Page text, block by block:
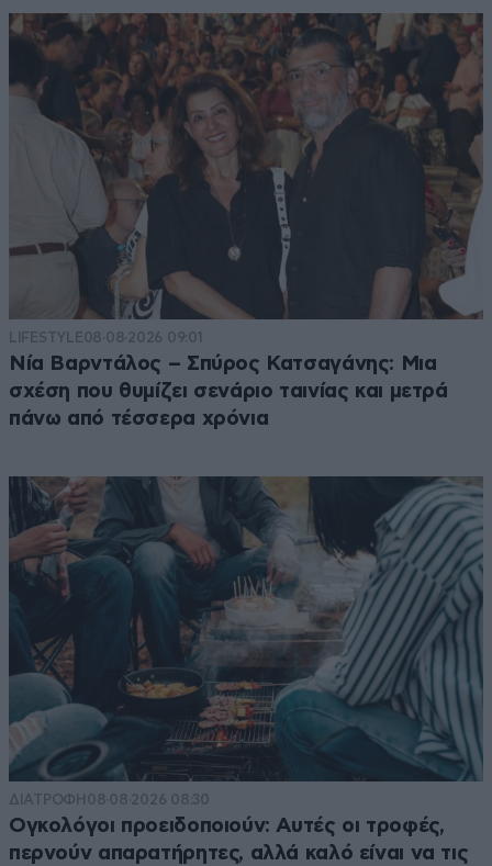
LIFESTYLE08·08·2026 09:01
Νία Βαρντάλος – Σπύρος Κατσαγάνης: Μια
σχέση που θυμίζει σενάριο ταινίας και μετρά
πάνω από τέσσερα χρόνια
ΔΙΑΤΡΟΦΗ 08·08·2026 08:30
Ογκολόγοι προειδοποιούν: Αυτές οι τροφές,
περνούν απαρατήρητες, αλλά καλό είναι να τις